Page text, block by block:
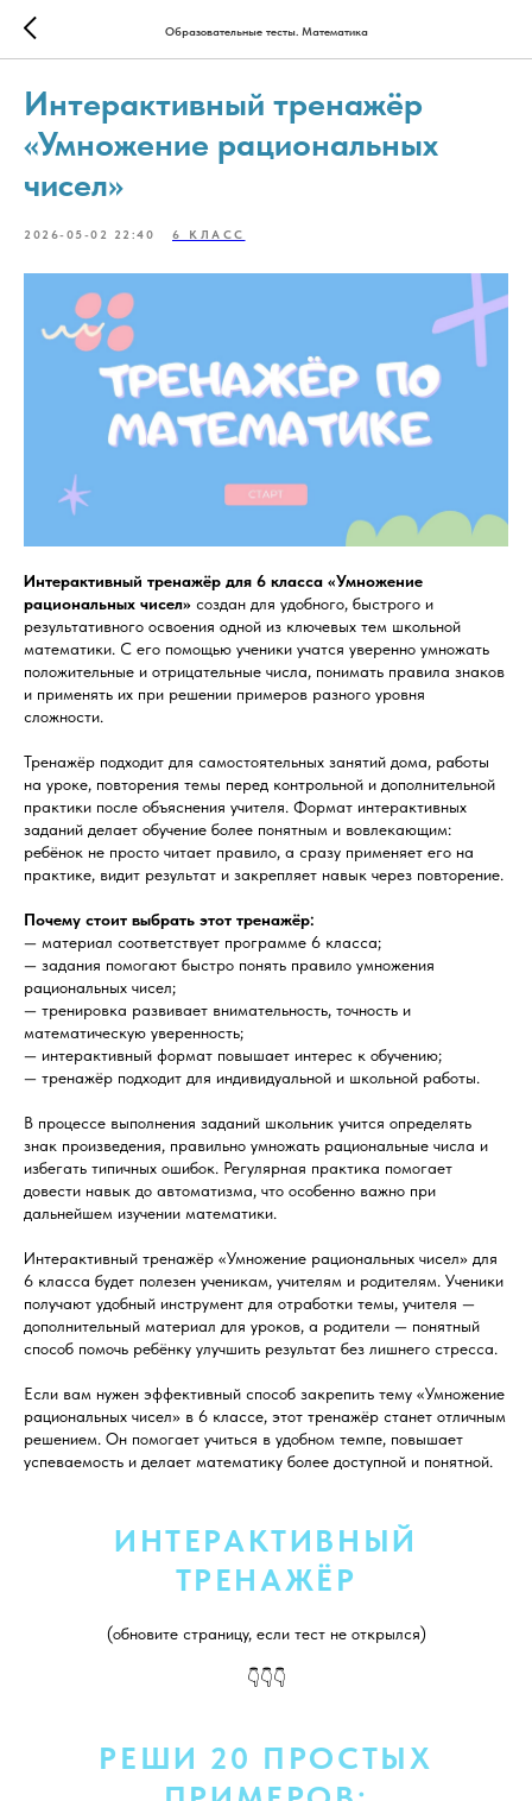
Образовательные тесты. Математика
Интерактивный тренажёр
«Умножение рациональных
чисел»
2026-05-02 22:40 6 КЛАСС
Интерактивный тренажёр для 6 класса «Умножение
рациональных чисел» создан для удобного, быстрого и
результативного освоения одной из ключевых тем школьной
математики. С его помощью ученики учатся уверенно умножать
положительные и отрицательные числа, понимать правила знаков
и применять их при решении примеров разного уровня
сложности.
Тренажёр подходит для самостоятельных занятий дома, работы
на уроке, повторения темы перед контрольной и дополнительной
практики после объяснения учителя. Формат интерактивных
заданий делает обучение более понятным и вовлекающим:
ребёнок не просто читает правило, а сразу применяет его на
практике, видит результат и закрепляет навык через повторение.
Почему стоит выбрать этот тренажёр:
— материал соответствует программе 6 класса;
— задания помогают быстро понять правило умножения
рациональных чисел;
— тренировка развивает внимательность, точность и
математическую уверенность;
— интерактивный формат повышает интерес к обучению;
— тренажёр подходит для индивидуальной и школьной работы.
В процессе выполнения заданий школьник учится определять
знак произведения, правильно умножать рациональные числа и
избегать типичных ошибок. Регулярная практика помогает
довести навык до автоматизма, что особенно важно при
дальнейшем изучении математики.
Интерактивный тренажёр «Умножение рациональных чисел» для
6 класса будет полезен ученикам, учителям и родителям. Ученики
получают удобный инструмент для отработки темы, учителя —
дополнительный материал для уроков, а родители — понятный
способ помочь ребёнку улучшить результат без лишнего стресса.
Если вам нужен эффективный способ закрепить тему «Умножение
рациональных чисел» в 6 классе, этот тренажёр станет отличным
решением. Он помогает учиться в удобном темпе, повышает
успеваемость и делает математику более доступной и понятной.
ИНТЕРАКТИВНЫЙ
ТРЕНАЖЁР
(обновите страницу, если тест не открылся)
👇👇👇
РЕШИ 20 ПРОСТЫХ